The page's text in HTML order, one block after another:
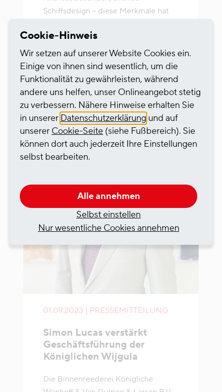
Schiffsdesign – diese Merkmale hat
Shipping.
Mehr erfahren
01.09.2023 | PRESSEMITTEILUNG
Simon Lucas verstärkt
Geschäftsführung der
Königlichen Wijgula
Die Binnenreederei Königliche
Cookie-Hinweis
Wir setzen auf unserer Website Cookies ein.
Einige von ihnen sind wesentlich, um die
Funktionalität zu gewährleisten, während
andere uns helfen, unser Onlineangebot stetig
zu verbessern. Nähere Hinweise erhalten Sie
in unserer Datenschutzerklärung und auf
unserer Cookie-Seite (siehe Fußbereich). Sie
können dort auch jederzeit Ihre Einstellungen
selbst bearbeiten.
Alle annehmen
Selbst einstellen
Nur wesentliche Cookies annehmen